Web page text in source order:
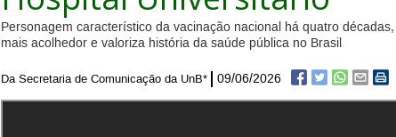
Personagem característico da vacinação nacional há quatro
mais acolhedor e valoriza história da saúde pública no Brasil
Da Secretaria de Comunicação da UnB* 09/06/2026